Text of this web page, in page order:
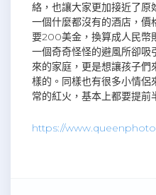
絡，也讓大家更加接近了原
一個什麼都沒有的酒店，價
要200美金，換算成人民幣
一個奇奇怪怪的避風所卻吸
來的家庭，更是想讓孩子們
樣的。同樣也有很多小情侶
常的紅火，基本上都要提前
https://